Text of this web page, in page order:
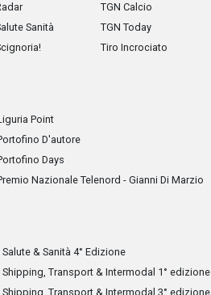
Sanità
TGN Calcio
TGN Today
Tiro Incrociato
Point
D'autore
Days
Nazionale Telenord - Gianni Di Marzio
Salute & Sanità 4° Edizione
Shipping, Transport & Intermodal 1°
Shipping, Transport & Intermodal 3° edizione